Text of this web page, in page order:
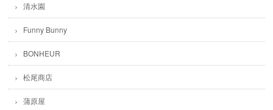
清水園
Funny Bunny
BONHEUR
松尾商店
蒲原屋